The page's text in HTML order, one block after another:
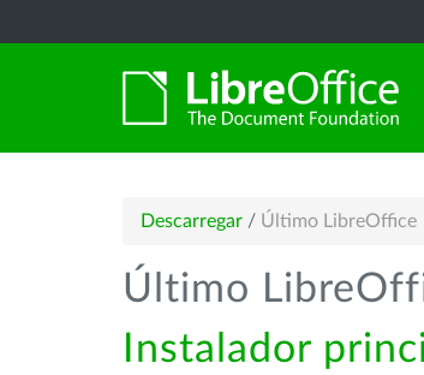
Descarregar / Último LibreOffice
Último
Instalador